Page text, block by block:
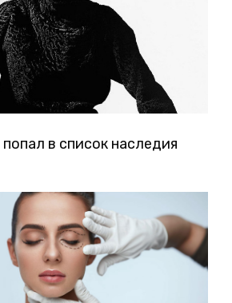
в список наследия